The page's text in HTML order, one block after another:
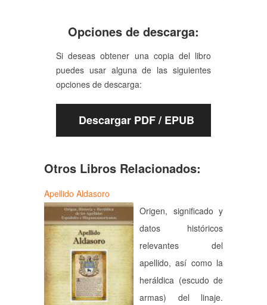
Opciones de descarga:
Si deseas obtener una copia del libro
puedes usar alguna de las siguientes
opciones de descarga:
Descargar PDF / EPUB
Otros Libros Relacionados:
Apellido Aldasoro
Origen, significado y
datos históricos
relevantes del
apellido, así como la
heráldica (escudo de
armas) del linaje.